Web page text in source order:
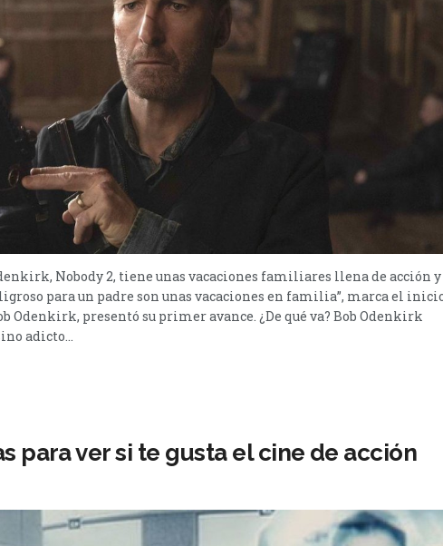
Nobody 2, tiene unas vacaciones familiares llena de acción y
para un padre son unas vacaciones en familia”, marca el
Odenkirk, presentó su primer avance. ¿De qué va? Bob Odenkirk
adicto...
para ver si te gusta el cine de acción